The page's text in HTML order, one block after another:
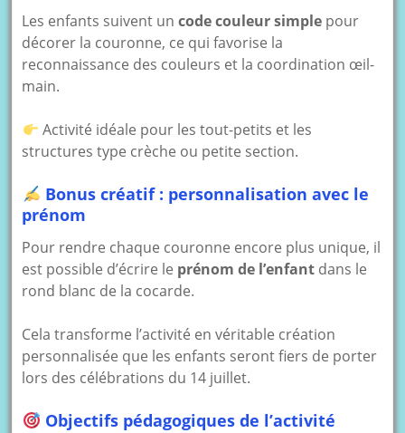
Les enfants suivent uncode couleur simple pour
décorer la couronne, ce qui favorise la
reconnaissance des couleurs et la coordination œil-
main.
Activité idéale pour les tout-petits et les
structures type crèche ou petite section.
Bonus créatif : personnalisation avec le
prénom
Pour rendre chaque couronne encore plus unique, il
est possible d’écrire le prénom de l’enfant dans le
rond blanc de la cocarde.
Cela transforme l’activité en véritable création
personnalisée que les enfants seront fiers de porter
lors des célébrations du 14 juillet.
Objectifs pédagogiques de l’activité